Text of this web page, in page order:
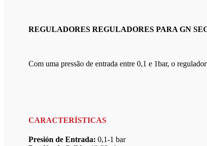
REGULADORES REGULADORES PARA GN
Com uma pressão de entrada entre 0,1 e 1bar, o
CARACTERÍSTICAS
Presión de Entrada: 0,1-1 bar